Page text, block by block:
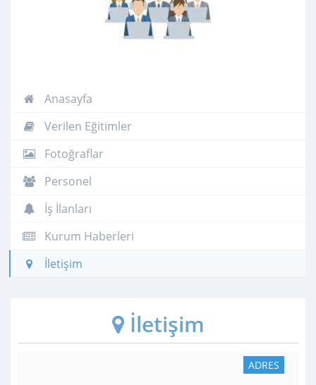
Anasayfa
Verilen Eğitimler
Fotoğraflar
Personel
İş İlanları
Kurum Haberleri
İletişim
İletişim
ADRES